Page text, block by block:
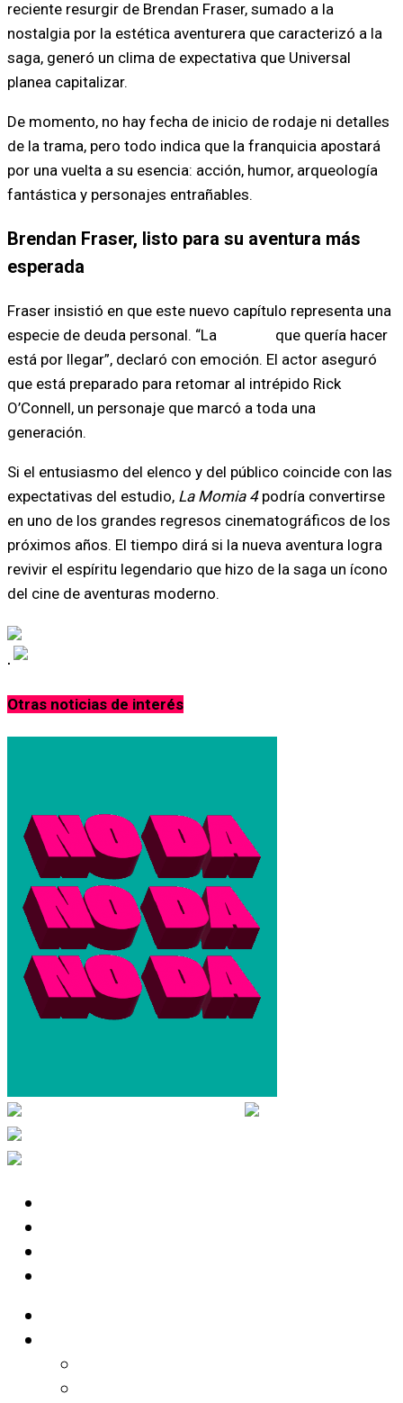
reciente resurgir de Brendan Fraser, sumado a la
nostalgia por la estética aventurera que caracterizó a la
saga, generó un clima de expectativa que Universal
planea capitalizar.
De momento, no hay fecha de inicio de rodaje ni detalles
de la trama, pero todo indica que la franquicia apostará
por una vuelta a su esencia: acción, humor, arqueología
fantástica y personajes entrañables.
Brendan Fraser, listo para su aventura más
esperada
Fraser insistió en que este nuevo capítulo representa una
especie de deuda personal. “La
que quería hacer
está por llegar”, declaró con emoción. El actor aseguró
que está preparado para retomar al intrépido Rick
O’Connell, un personaje que marcó a toda una
generación.
Si el entusiasmo del elenco y del público coincide con las
expectativas del estudio, La Momia 4podría convertirse
en uno de los grandes regresos cinematográficos de los
próximos años. El tiempo dirá si la nueva aventura logra
revivir el espíritu legendario que hizo de la saga un ícono
del cine de aventuras moderno.
.
Otras noticias de interés